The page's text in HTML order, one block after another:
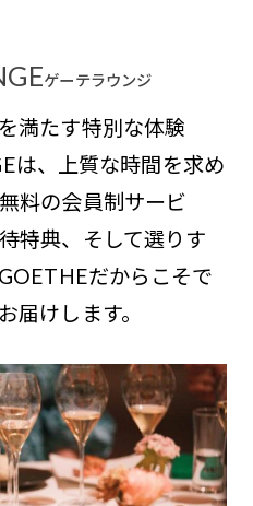
ゲーテラウンジ
満たす特別な体験
は、上質な時間を求め
料の会員制サービ
特典、そして選りす
だからこそで
届けします。